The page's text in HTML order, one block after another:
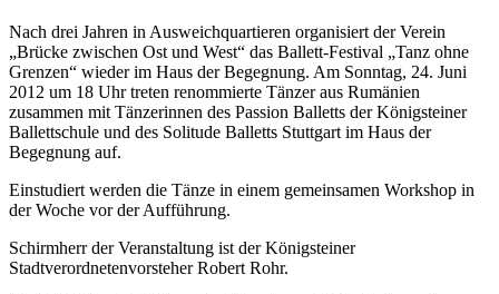
Nach drei Jahren in Ausweichquartieren organisiert der Verein
„Brücke zwischen Ost und West“ das Ballett-Festival „Tanz ohne
Grenzen“ wieder im Haus der Begegnung. Am Sonntag, 24. Juni
2012 um 18 Uhr treten renommierte Tänzer aus Rumänien
zusammen mit Tänzerinnen des Passion Balletts der Königsteiner
Ballettschule und des Solitude Balletts Stuttgart im Haus der
Begegnung auf.
Einstudiert werden die Tänze in einem gemeinsamen Workshop in
der Woche vor der Aufführung.
Schirmherr der Veranstaltung ist der Königsteiner
Stadtverordnetenvorsteher Robert Rohr.